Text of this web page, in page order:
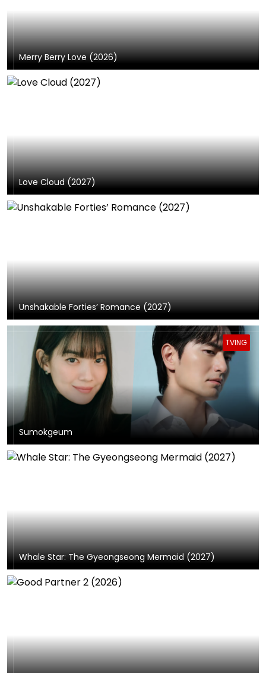
Merry Berry Love (2026)
Love Cloud (2027)
Unshakable Forties’ Romance (2027)
TVING
Sumokgeum
Whale Star: The Gyeongseong Mermaid (2027)